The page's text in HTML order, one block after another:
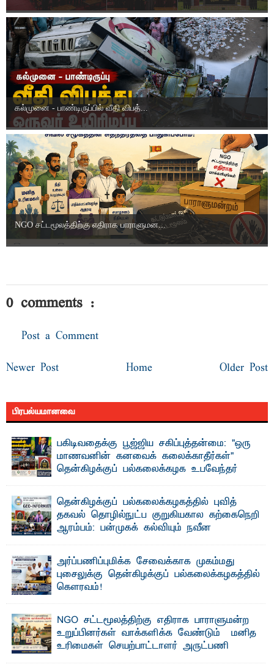
கல்முனை - பாண்டிருப்பில் வீதி விபத்...
NGO சட்டமூலத்திற்கு எதிராக பாராளுமன...
0 comments :
Post a Comment
Newer Post Older Post
Home
பிரபல்யமானவை
பகிடிவதைக்கு பூஜ்ஜிய சகிப்புத்தன்மை: "ஒரு
மாணவனின் கனவைக் கலைக்காதீர்கள்" –
தென்கிழக்குப் பல்கலைக்கழக உபவேந்தர்
"ஒ ரு மாணவனின் அல்லது மாணவியின் கனவு என்னால்
கலைக்கப்படாது" என்ற உறுதியை ஒவ்வொரு மாணவரும் ...
தென்கிழக்குப் பல்கலைக்கழகத்தில் புவித்
தகவல் தொழில்நுட்ப குறுகியகால கற்கைநெறி
ஆரம்பம்: பன்முகக் கல்வியும் நவீன
பேராசிரியர் எம். எம். பாஸில்
தெ ன்கிழக்குப் பல்கலைக்கழகத்தின் கலை மற்றும் கலாசார
பீடத்தின் புவியியல் துறையினால் ...
அர்ப்பணிப்புமிக்க சேவைக்காக முகம்மது
புசைலுக்கு தென்கிழக்குப் பல்கலைக்கழகத்தில்
கௌரவம்!
NGO சட்டமூலத்திற்கு எதிராக பாராளுமன்ற
உறுப்பினர்கள் வாக்களிக்க வேண்டும் – மனித
உரிமைகள் செயற்பாட்டாளர் அருட்பணி